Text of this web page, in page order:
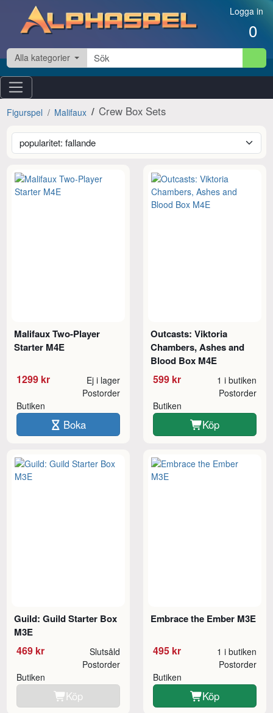
Hoppa till innehåll Logga in
0
Alla kategorier
Figurspel Malifaux Crew Box Sets
Malifaux Two-Player
Starter M4E
1299 kr Ej i lager
Butiken
Postorder
Boka
Outcasts: Viktoria
Chambers, Ashes and
Blood Box M4E
599 kr 1 i butiken
Butiken
Postorder
Köp
Guild: Guild Starter Box
M3E
469 kr Slutsåld
Butiken
Postorder
Köp
Embrace the Ember M3E
495 kr 1 i butiken
Butiken
Postorder
Köp